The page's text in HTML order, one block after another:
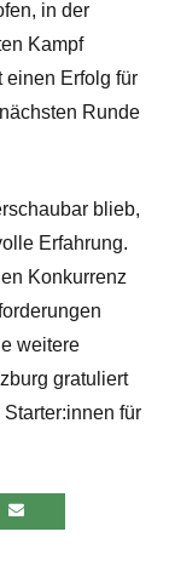
in der
Kampf
einen Erfolg für
Runde
blieb,
Erfahrung.
Konkurrenz
weitere
gratuliert
für